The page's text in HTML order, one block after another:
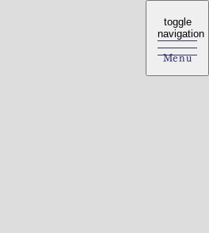
toggle
navigation
Menu
toggle
navigation
Menu